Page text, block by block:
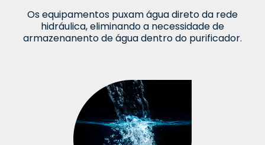
Os equipamentos puxam água direto da rede
hidráulica, eliminando a necessidade de
armazenanento de água dentro do purificador.